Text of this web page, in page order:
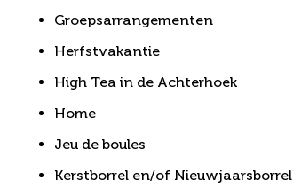
Groepsarrangementen
Herfstvakantie
High Tea in de Achterhoek
Home
Jeu de boules
Kerstborrel en/of Nieuwjaarsborrel